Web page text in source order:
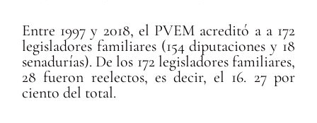
Entre 1997 y 2018, el PVEM acreditó a a 172
legisladores familiares (154 diputaciones y 18
senadurías). De los 172 legisladores familiares,
28 fueron reelectos, es decir, el 16. 27 por
ciento del total.